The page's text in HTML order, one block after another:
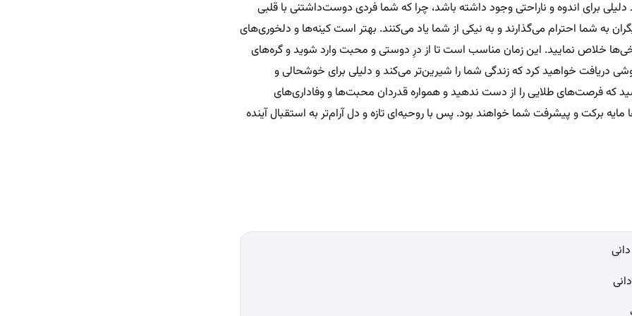
برای اندوه و ناراحتی وجود داشته باشد، چرا که شما فردی دوست‌داشتنی با قلبی
به شما احترام می‌گذارند و به نیکی از شما یاد می‌کنند. بهتر است کینه‌ها و دلخوری‌های
خلاص نمایید. این زمان مناسب است تا از درِ دوستی و محبت وارد شوید و گره‌های
دریافت خواهید کرد که زندگی شما را شیرین‌تر می‌کند و دلیلی برای خوشحالی و
که فرصت‌های طلایی را از دست ندهید و همواره قدردان محبت‌ها و وفاداری‌های
مایه برکت و پیشرفت شما خواهند بود. پس با روحیه‌ای تازه و دل آرام‌تر به استقبال آینده